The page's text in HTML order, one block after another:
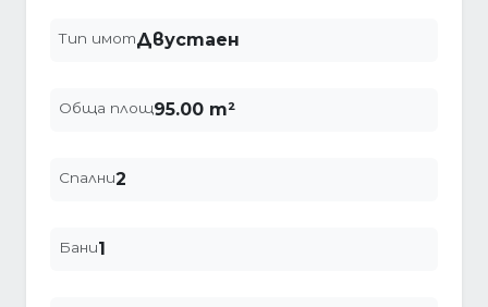
Тип имотДвустаен
Обща площ95.00 m²
Спални2
Бани1